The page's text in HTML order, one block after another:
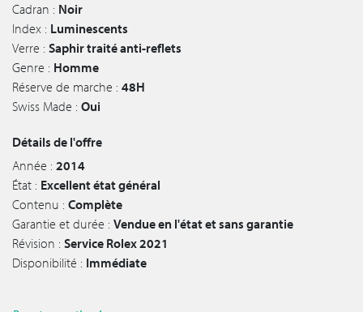
Cadran : Noir
Index : Luminescents
Verre : Saphir traité anti-reflets
Genre : Homme
Réserve de marche : 48H
Swiss Made : Oui
Détails de l'offre
Année : 2014
État : Excellent état général
Contenu : Complète
Garantie et durée : Vendue en l'état et sans garantie
Révision : Service Rolex 2021
Disponibilité : Immédiate